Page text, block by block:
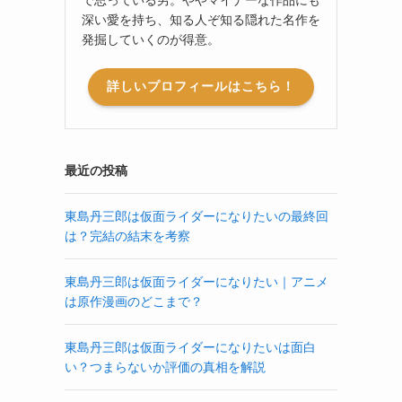
深い愛を持ち、知る人ぞ知る隠れた名作を
発掘していくのが得意。
詳しいプロフィールはこちら！
最近の投稿
東島丹三郎は仮面ライダーになりたいの最終回
は？完結の結末を考察
東島丹三郎は仮面ライダーになりたい｜アニメ
は原作漫画のどこまで？
東島丹三郎は仮面ライダーになりたいは面白
い？つまらないか評価の真相を解説